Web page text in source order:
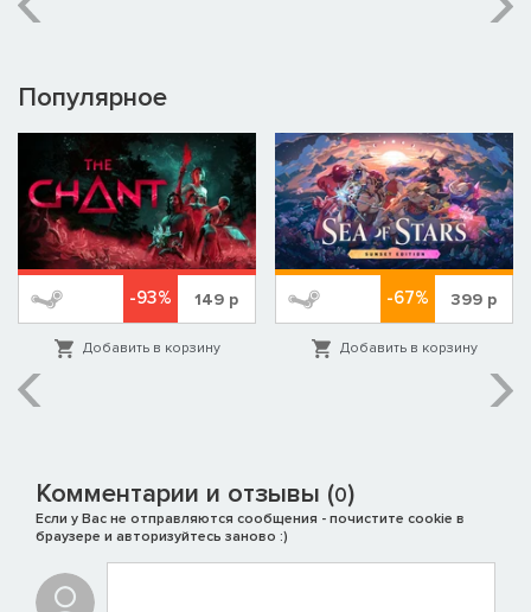
Популярное
-93% 149 р
Добавить в корзину
-67% 399 р
Добавить в корзину
Комментарии и отзывы (0)
Если у Вас не отправляются сообщения - почистите cookie в
браузере и авторизуйтесь заново :)